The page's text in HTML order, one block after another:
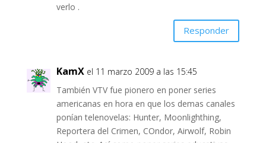
verlo .
Responder
KamX el 11 marzo 2009 a las 15:45
También VTV fue pionero en poner series
americanas en hora en que los demas canales
ponían telenovelas: Hunter, Moonlighthing,
Reportera del Crimen, COndor, Airwolf, Robin